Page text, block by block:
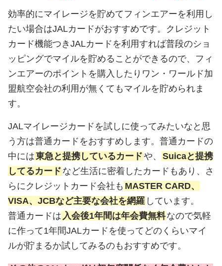
効率的にマイレージを貯めてフィンエアーを利用し
たい場合はJALカードがおすすめです。クレジット
カード機能つきJALカードを利用すれば普段のショ
ッピングでマイルを貯めることができるので、フィ
ンエアーのポイントを購入したりワン・ワールド加
盟航空会社の利用が無くてもマイルを貯められま
す。
JALマイレージカードを試しに使ってみたいなと思
う方は普通カードをおすすめします。普通カードの
中には東急と提携しているカードや、
Suicaと提携
してるカード など生活に密着したカードもあり、さ
らにクレジットカード会社も MASTER CARD、
VISA、JCBなど主要な会社を網羅 しています。
普通カードは 入会後1年間は年会費無料なので気軽
に作って1年間JALカードを使ってどのくらいマイ
ルが貯まるか試してみるのもおすすめです。